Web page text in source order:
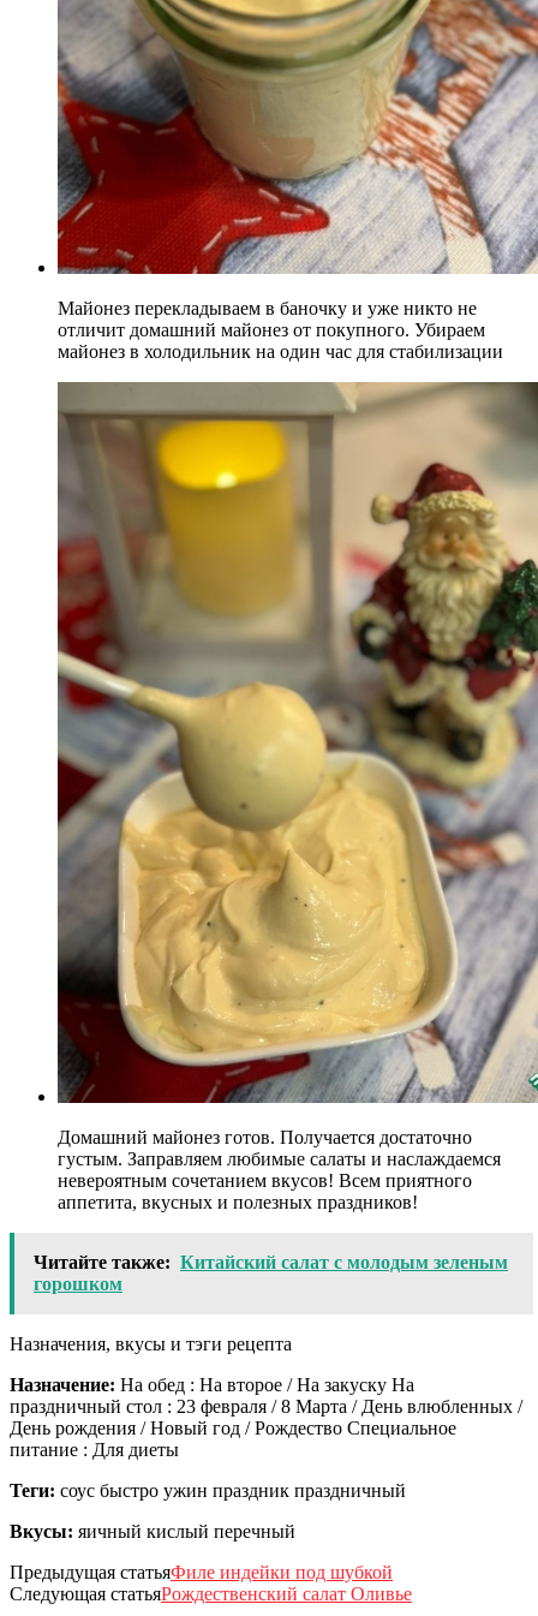
Майонез перекладываем в баночку и уже никто не
отличит домашний майонез от покупного. Убираем
майонез в холодильник на один час для стабилизации
Домашний майонез готов. Получается достаточно
густым. Заправляем любимые салаты и наслаждаемся
невероятным сочетанием вкусов! Всем приятного
аппетита, вкусных и полезных праздников!
Читайте также: Китайский салат с молодым зеленым
горошком
Назначения, вкусы и тэги рецепта
Назначение: На обед : На второе / На закуску На
праздничный стол : 23 февраля / 8 Марта / День влюбленных /
День рождения / Новый год / Рождество Специальное
питание : Для диеты
Теги: соус быстро ужин праздник праздничный
Вкусы: яичный кислый перечный
Предыдущая статьяФиле индейки под шубкой
Следующая статьяРождественский салат Оливье